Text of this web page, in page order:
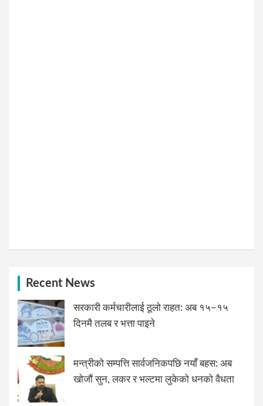
Recent News
सरकारी कर्मचारीलाई ठूलो राहत: अब १५–१५
दिनमै तलब र भत्ता पाइने
मन्त्रीको सम्पत्ति सार्वजनिकपछि नयाँ बहस: अब
खोजौं सुन, लकर र भल्टमा लुकेको धनको वैधता